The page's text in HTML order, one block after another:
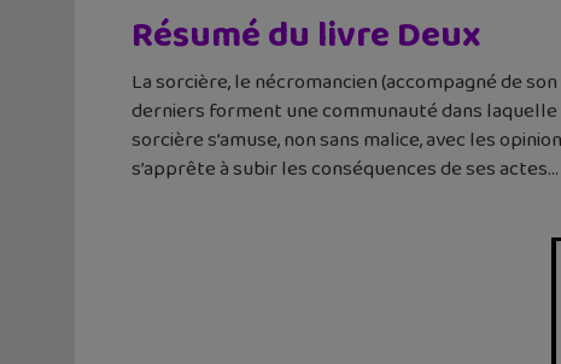
Résumé du livre Deux
La sorcière, le nécromancien (accompagné de
derniers forment une communauté dans
sorcière s’amuse, non sans malice, avec les
s’apprête à subir les conséquences de ses actes…